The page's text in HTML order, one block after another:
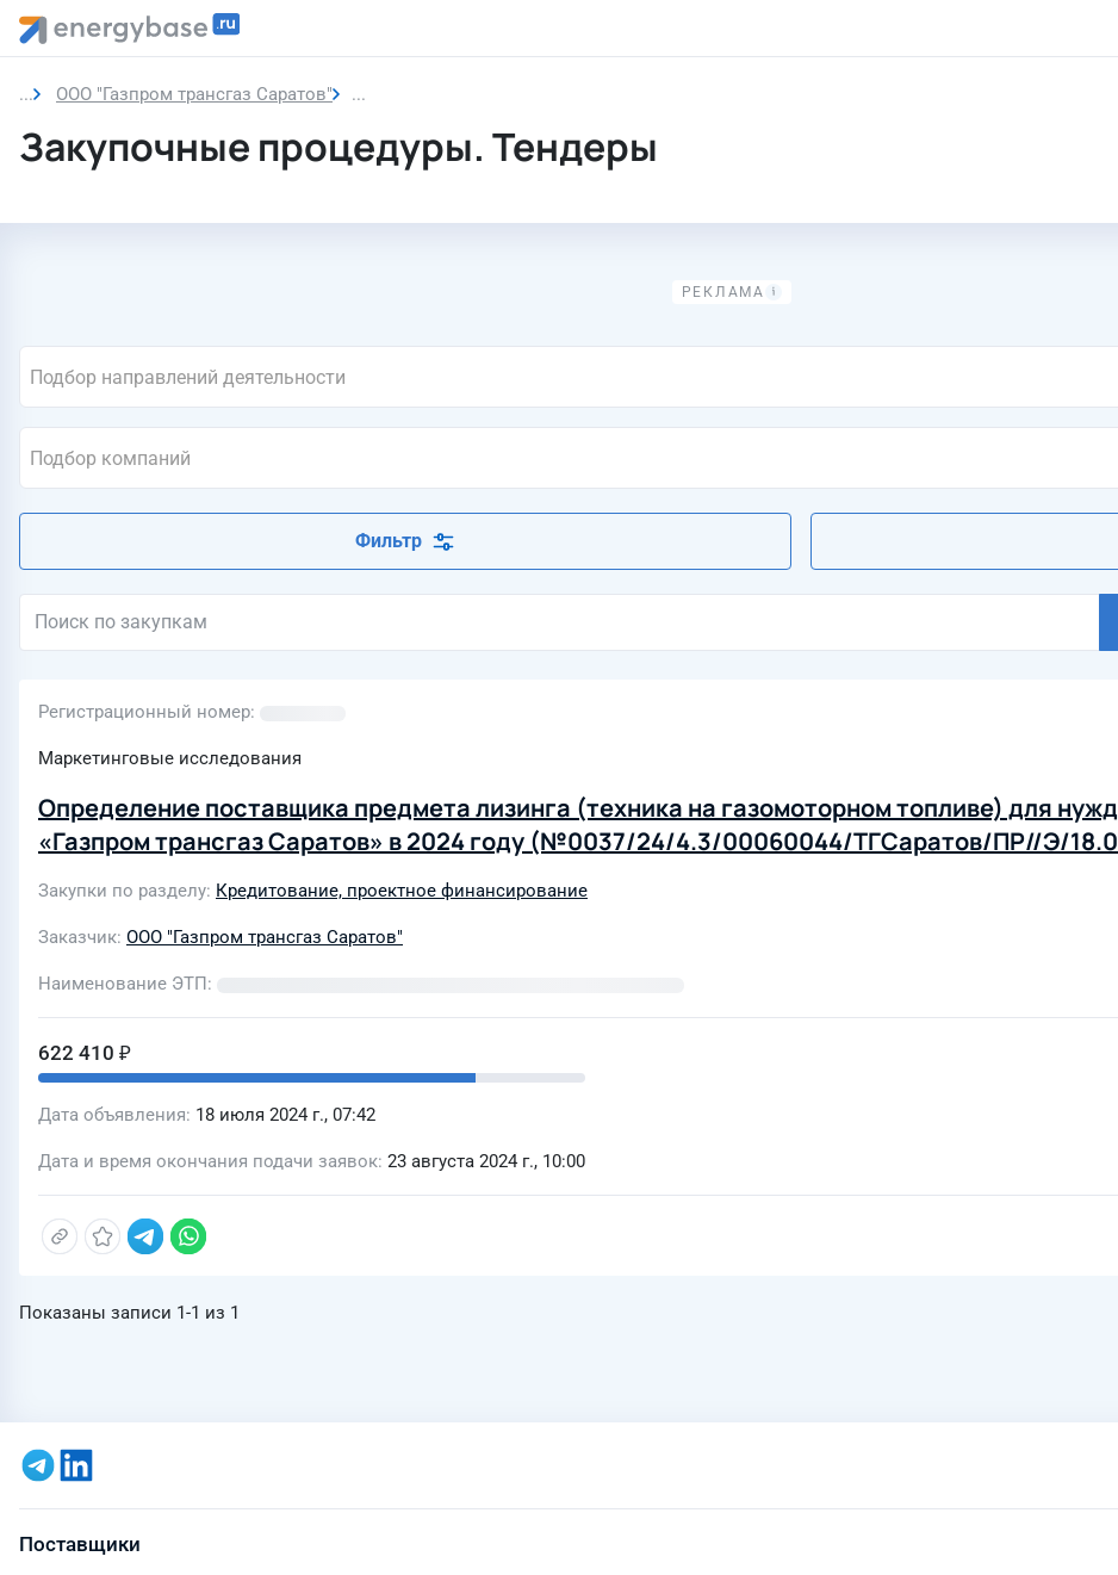
ООО "Газпром трансгаз Саратов" Закупки компании
Закупочные процедуры. Тендеры
Подбор направлений деятельности
Подбор компаний
Фильтр
Регистрационный номер
Маркетинговые исследования
Определение поставщика предмета лизинга (техника на газомоторном топливе) для
«Газпром трансгаз Саратов» в 2024 году (№0037/24/4.3/00060044/ТГСаратов/ПР//Э/
Закупки по разделу Кредитование, проектное финансирование
Заказчик ООО "Газпром трансгаз Саратов"
Наименование ЭТП
622 410 ₽
Дата объявления 18 июля 2024 г., 07:42
Дата и время окончания подачи заявок 23 августа 2024 г., 10:00
Показаны записи 1-1 из 1
Поставщики